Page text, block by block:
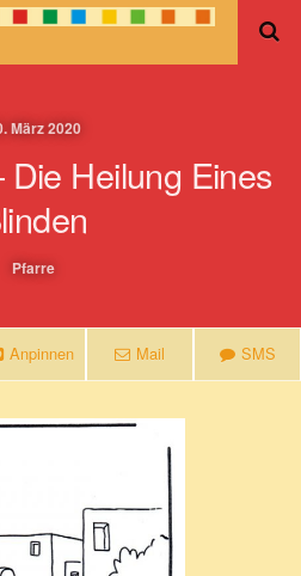
März 2020
Heilung Eines
Pfarre
Anpinnen Mail SMS